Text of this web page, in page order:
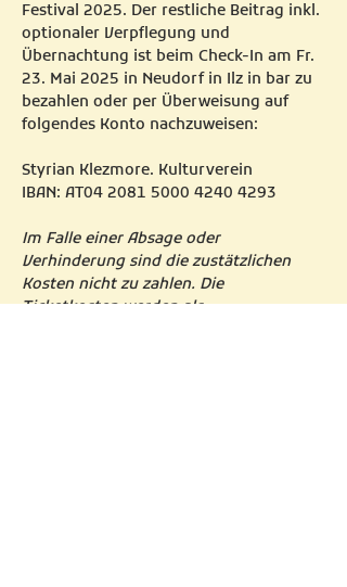
Festival 2025. Der restliche Beitrag inkl.
optionaler Verpflegung und
Übernachtung ist beim Check-In am Fr.
23. Mai 2025 in Neudorf in Ilz in bar zu
bezahlen oder per Überweisung auf
folgendes Konto nachzuweisen:
Styrian Klezmore. Kulturverein
IBAN: AT04 2081 5000 4240 4293
Im Falle einer Absage oder
Verhinderung sind die zustätzlichen
Kosten nicht zu zahlen. Die
Ticketkosten werden als